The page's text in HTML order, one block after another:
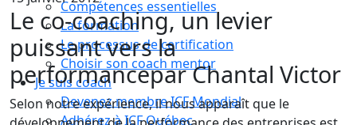
Compétences essentielles
La formation
Le processus de certification
Choisir son coach mentor
Je suis coach
Devenez membre ICF Mondial
Adhérez à ICF Québec
Le co-coaching, un levier
puissant vers la
performancepar Chantal Victor
Selon notre expérience, il nous apparaît que le